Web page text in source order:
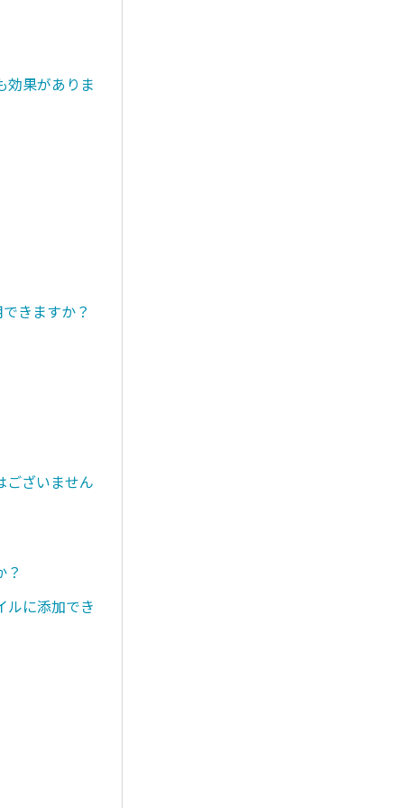
効果がありま
きますか？
ございません
ルに添加でき